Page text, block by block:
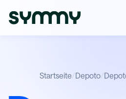
Startseite/Depoto/